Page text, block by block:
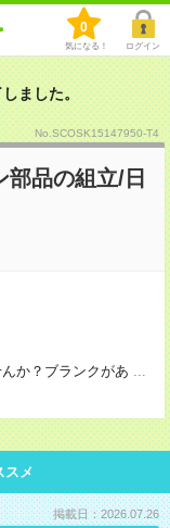
0
気になる！ ログイン
ました。
No.SCOSK15147950-T4
部品の組立/日
か？ブランクがあ ...
スメ
掲載日：2026.07.26